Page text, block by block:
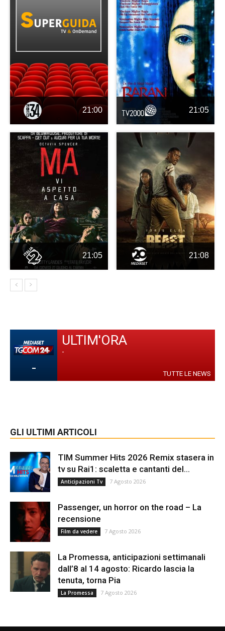
21:00 21:05
21:05 21:08
-
ULTIM'ORA
-
TUTTE LE NEWS
GLI ULTIMI ARTICOLI
TIM Summer Hits 2026 Remix stasera in
tv su Rai1: scaletta e cantanti del...
Anticipazioni Tv 7 Agosto 2026
Passenger, un horror on the road – La
recensione
Film da vedere 7 Agosto 2026
La Promessa, anticipazioni settimanali
dall’8 al 14 agosto: Ricardo lascia la
tenuta, torna Pia
La Promessa 7 Agosto 2026